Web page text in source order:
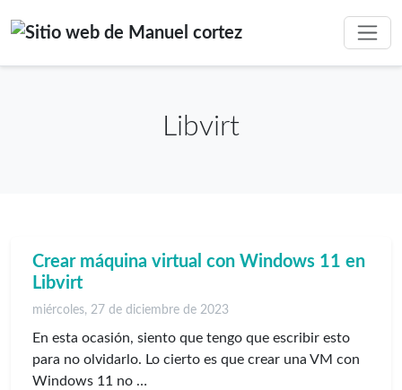
Libvirt
Crear máquina virtual con Windows 11 en
Libvirt
miércoles, 27 de diciembre de 2023
En esta ocasión, siento que tengo que escribir esto
para no olvidarlo. Lo cierto es que crear una VM con
Windows 11 no …